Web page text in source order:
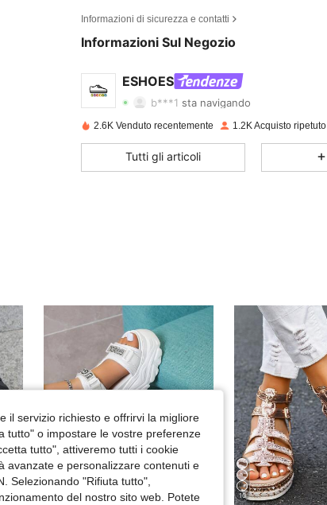
Informazioni di sicurezza e contatti
Informazioni Sul Negozio
ESHOES
4.91 3.5K
4.91 3.5K
b***1 sta navigando
4.91
4.91 11K
2.6K Venduto recentemente 1.2K Acquisto ripetuto
Tutti gli articoli
10
il servizio richiesto e offrirvi la migliore
tutto" o impostare le vostre preferenze
tutto", attiveremo tutti i cookie
avanzate e personalizzare contenuti e
Selezionando "Rifiuta tutto",
del nostro sito web. Potete